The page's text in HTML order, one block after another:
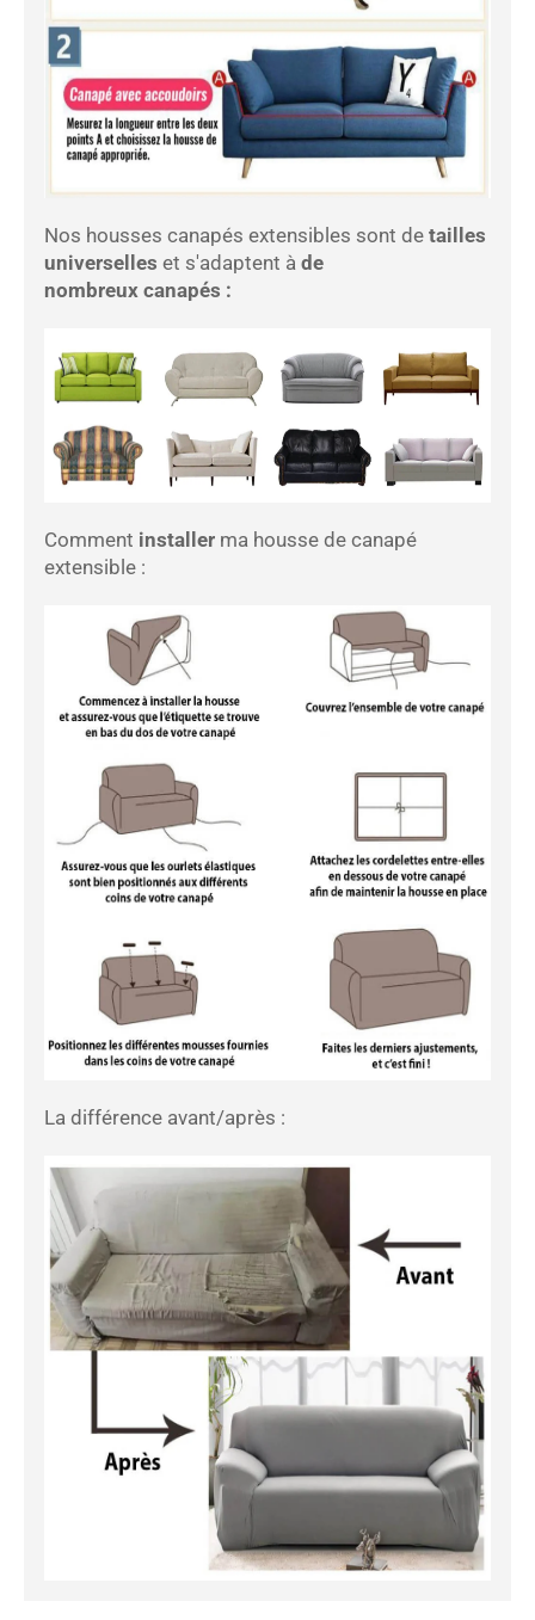
Nos housses canapés extensibles sont de tailles
universelles et s'adaptent à de
nombreux canapés :
Comment installer ma housse de canapé
extensible :
La différence avant/après :